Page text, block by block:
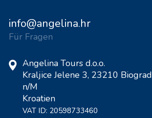
info@angelina.hr
Für Fragen
Angelina Tours d.o.o.
Kraljice Jelene 3, 23210 Biograd
n/M
Kroatien
VAT ID: 20598733460